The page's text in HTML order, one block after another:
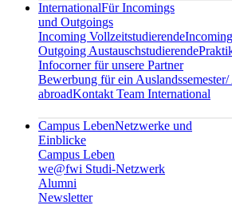
InternationalFür Incomings
und Outgoings
Incoming Vollzeitstudierende
Outgoing Austauschstudierende
Infocorner für unsere Partner
Bewerbung für ein
abroadKontakt Team International
Campus LebenNetzwerke und
Einblicke
Campus Leben
we@fwi Studi-Netzwerk
Alumni
Newsletter